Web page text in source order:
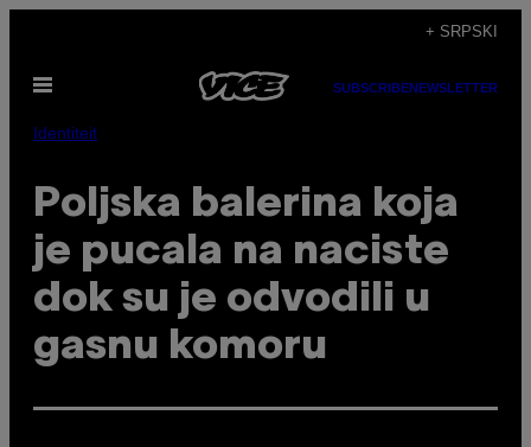
садржај
+ SRPSKI
Otvori
SUBSCRIBENEWSLETTER
Identiteit
Poljska balerina koja
je pucala na naciste
dok su je odvodili u
gasnu komoru